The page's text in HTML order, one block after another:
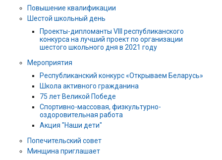
Повышение квалификации
Шестой школьный день
Проекты-дипломанты VIII республиканского
конкурса на лучший проект по организации
шестого школьного дня в 2021 году
Мероприятия
Республиканский конкурс «Открываем Беларусь»
Школа активного гражданина
75 лет Великой Победе
Спортивно-массовая, физкультурно-
оздоровительная работа
Акция "Наши дети"
Попечительский совет
Минщина приглашает